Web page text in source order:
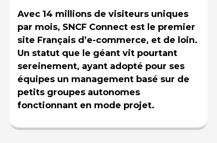
Avec 14 millions de visiteurs uniques
par mois, SNCF Connect est le premier
site Français d’e-commerce, et de loin.
Un statut que le géant vit pourtant
sereinement, ayant adopté pour ses
équipes un management basé sur de
petits groupes autonomes
fonctionnant en mode projet.